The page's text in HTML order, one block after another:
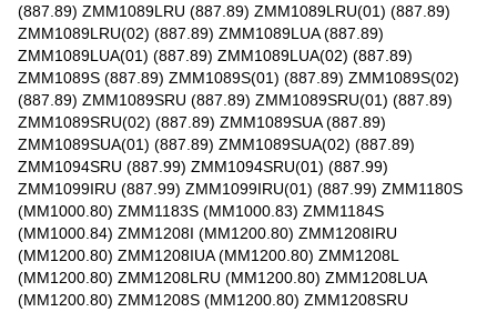
(887.89) ZMM1089LRU (887.89) ZMM1089LRU(01) (887.89)
ZMM1089LRU(02) (887.89) ZMM1089LUA (887.89)
ZMM1089LUA(01) (887.89) ZMM1089LUA(02) (887.89)
ZMM1089S (887.89) ZMM1089S(01) (887.89) ZMM1089S(02)
(887.89) ZMM1089SRU (887.89) ZMM1089SRU(01) (887.89)
ZMM1089SRU(02) (887.89) ZMM1089SUA (887.89)
ZMM1089SUA(01) (887.89) ZMM1089SUA(02) (887.89)
ZMM1094SRU (887.99) ZMM1094SRU(01) (887.99)
ZMM1099IRU (887.99) ZMM1099IRU(01) (887.99) ZMM1180S
(MM1000.80) ZMM1183S (MM1000.83) ZMM1184S
(MM1000.84) ZMM1208I (MM1200.80) ZMM1208IRU
(MM1200.80) ZMM1208IUA (MM1200.80) ZMM1208L
(MM1200.80) ZMM1208LRU (MM1200.80) ZMM1208LUA
(MM1200.80) ZMM1208S (MM1200.80) ZMM1208SRU